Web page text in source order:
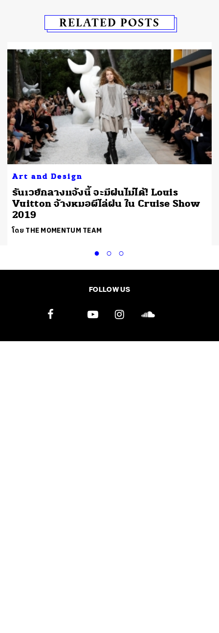
RELATED POSTS
Art and Design
รันเวย์กลางแจ้งนี้ จะมีฝนไม่ได้! Louis
Vuitton จ้างหมอผีไล่ฝน ใน Cruise Show
2019
โดย THE MOMENTUM TEAM
FOLLOW US